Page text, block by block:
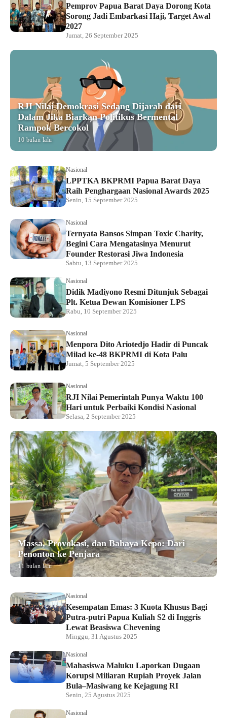
Pemprov Papua Barat Daya Dorong Kota
Sorong Jadi Embarkasi Haji, Target Awal
2027
Jumat, 26 September 2025
RJI Nilai Demokrasi Sedang Dijarah dari
Dalam Jika Biarkan Politikus Bermental
Rampok Bercokol
10 bulan lalu
Nasional
LPPTKA BKPRMI Papua Barat Daya
Raih Penghargaan Nasional Awards 2025
Senin, 15 September 2025
Nasional
Ternyata Bansos Simpan Toxic Charity,
Begini Cara Mengatasinya Menurut
Founder Restorasi Jiwa Indonesia
Sabtu, 13 September 2025
Nasional
Didik Madiyono Resmi Ditunjuk Sebagai
Plt. Ketua Dewan Komisioner LPS
Rabu, 10 September 2025
Nasional
Menpora Dito Ariotedjo Hadir di Puncak
Milad ke-48 BKPRMI di Kota Palu
Jumat, 5 September 2025
Nasional
RJI Nilai Pemerintah Punya Waktu 100
Hari untuk Perbaiki Kondisi Nasional
Selasa, 2 September 2025
Massa, Provokasi, dan Bahaya Kepo: Dari
Penonton ke Penjara
11 bulan lalu
Nasional
Kesempatan Emas: 3 Kuota Khusus Bagi
Putra-putri Papua Kuliah S2 di Inggris
Lewat Beasiswa Chevening
Minggu, 31 Agustus 2025
Nasional
Mahasiswa Maluku Laporkan Dugaan
Korupsi Miliaran Rupiah Proyek Jalan
Bula–Masiwang ke Kejagung RI
Senin, 25 Agustus 2025
Nasional